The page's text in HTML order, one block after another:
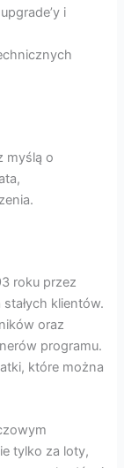
i
myślą o
roku przez
klientów.
oraz
programu.
które można
tylko za loty,